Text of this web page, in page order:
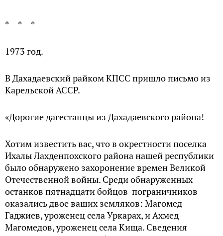
* * *
1973 год.
В Дахадаевский райком КПСС пришло письмо из
Карельской АССР.
«Дорогие дагестанцы из Дахадаевского района!
Хотим известить вас, что в окрестности поселка
Ихалы Лахденпохского района нашей республики
было обнаружено захоронение времен Великой
Отечественной войны. Среди обнаруженных
останков пятнадцати бойцов-пограничников
оказались двое ваших земляков: Магомед
Гаджиев, уроженец села Уркарах, и Ахмед
Магомедов, уроженец села Кища. Сведения